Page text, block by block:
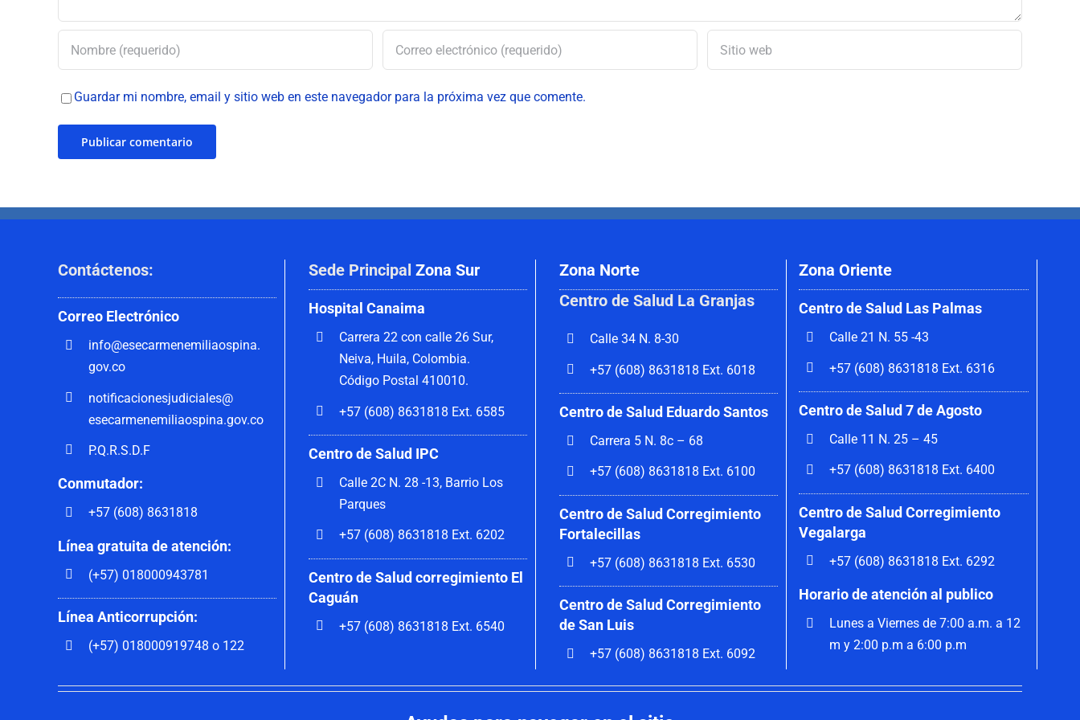
Guardar mi nombre, email y sitio web en este navegador para la próxima vez que comente.
Contáctenos:
Correo Electrónico
info@esecarmenemiliaospina.
gov.co
notificacionesjudiciales@
esecarmenemiliaospina.gov.co
P.Q.R.S.D.F
Conmutador:
+57 (608) 8631818
Línea gratuita de atención:
(+57) 018000943781
Línea Anticorrupción:
(+57) 018000919748 o 122
Sede Principal Zona Sur
Hospital Canaima
Carrera 22 con calle 26 Sur,
Neiva, Huila, Colombia.
Código Postal 410010.
+57 (608) 8631818 Ext. 6585
Centro de Salud IPC
Calle 2C N. 28 -13, Barrio Los
Parques
+57 (608) 8631818 Ext. 6202
Centro de Salud corregimiento El
Caguán
+57 (608) 8631818 Ext. 6540
Zona Norte
Centro de Salud La Granjas
Calle 34 N. 8-30
+57 (608) 8631818 Ext. 6018
Centro de Salud Eduardo Santos
Carrera 5 N. 8c – 68
+57 (608) 8631818 Ext. 6100
Centro de Salud Corregimiento
Fortalecillas
+57 (608) 8631818 Ext. 6530
Centro de Salud Corregimiento
de San Luis
+57 (608) 8631818 Ext. 6092
Zona Oriente
Centro de Salud Las Palmas
Calle 21 N. 55 -43
+57 (608) 8631818 Ext. 6316
Centro de Salud 7 de Agosto
Calle 11 N. 25 – 45
+57 (608) 8631818 Ext. 6400
Centro de Salud Corregimiento
Vegalarga
+57 (608) 8631818 Ext. 6292
Horario de atención al publico
Lunes a Viernes de 7:00 a.m. a 12
m y 2:00 p.m a 6:00 p.m